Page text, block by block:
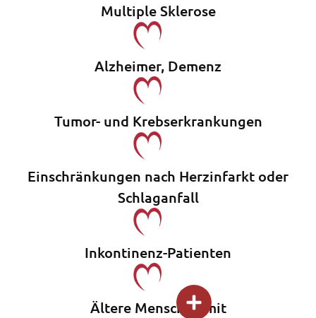
Multiple Sklerose
Alzheimer, Demenz
Tumor- und Krebserkrankungen
Einschränkungen nach Herzinfarkt oder
Schlaganfall
Inkontinenz-Patienten
Ältere Menschen mit